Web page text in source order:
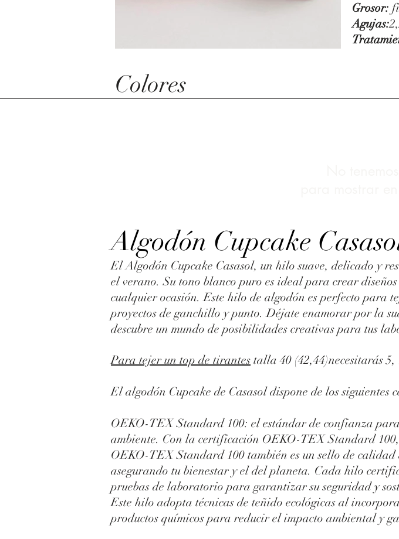
Grosor:
Agujas:
Colores
Algodón Cupcake
El Algodón Cupcake Casasol, un hilo suave, delicado y
el verano. Su tono blanco puro es ideal para crear
cualquier ocasión. Este hilo de algodón es perfecto para
proyectos de ganchillo y punto. Déjate enamorar por la
descubre un mundo de posibilidades creativas para tus
Para tejer un top de tirantes talla 40 (42,44)necesitarás 5,
El algodón Cupcake de Casasol dispone de los siguientes
OEKO-TEX Standard 100: el estándar de confianza para
ambiente. Con la certificación OEKO-TEX Standard
OEKO-TEX Standard 100 también es un sello de
asegurando tu bienestar y el del planeta. Cada hilo
pruebas de laboratorio para garantizar su seguridad y
Este hilo adopta técnicas de teñido ecológicas al
productos químicos para reducir el impacto ambiental y